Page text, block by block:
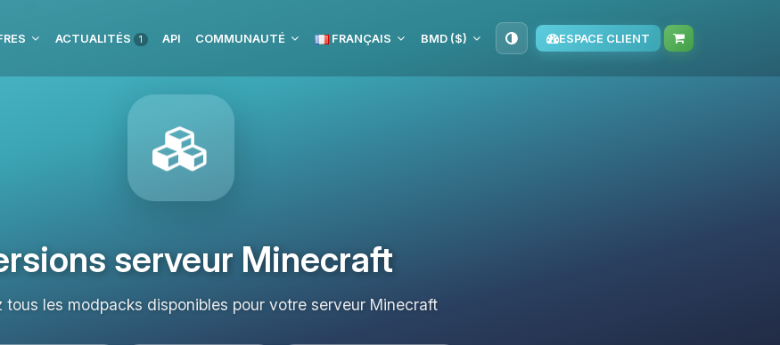
ACTUALITÉS 1 API COMMUNAUTÉ FRANÇAIS BMD ($) ESPACE CLIENT
serveur Minecraft
tous les modpacks disponibles pour votre serveur Minecraft